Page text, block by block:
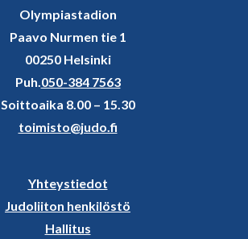
Olympiastadion
Paavo Nurmen tie 1
00250 Helsinki
Puh.050-384 7563
Soittoaika 8.00 – 15.30
toimisto@judo.fi
Yhteystiedot
Judoliiton henkilöstö
Hallitus